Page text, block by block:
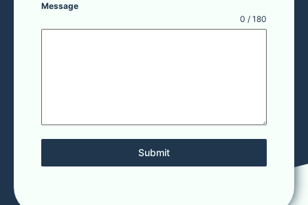
Message
0 / 180
Submit